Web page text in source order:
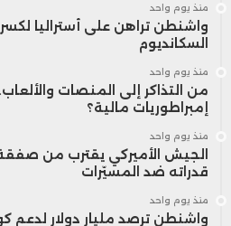
منذ يوم واحد
واشنطن تراهن على أستراليا
السكانديوم
منذ يوم واحد
من التذاكر إلى المنصات
إمبراطوريات مالية؟
منذ يوم واحد
قدراته ضد المسيّرات
منذ يوم واحد
واشنطن ترصد مليار دولار لدعم